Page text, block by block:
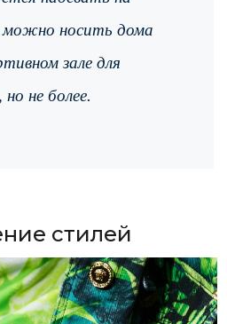
можно носить дома
зале для
не более.
стилей